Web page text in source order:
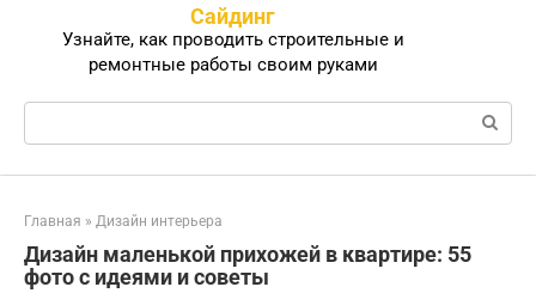
Сайдинг
Узнайте, как проводить строительные и
ремонтные работы своим руками
Поиск:
Главная » Дизайн интерьера
Дизайн маленькой прихожей в квартире: 55
фото с идеями и советы